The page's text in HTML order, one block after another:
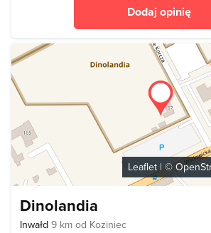
Dodaj opinię
Leaflet| ©
Dinolandia
Inwałd 9 km od Koziniec